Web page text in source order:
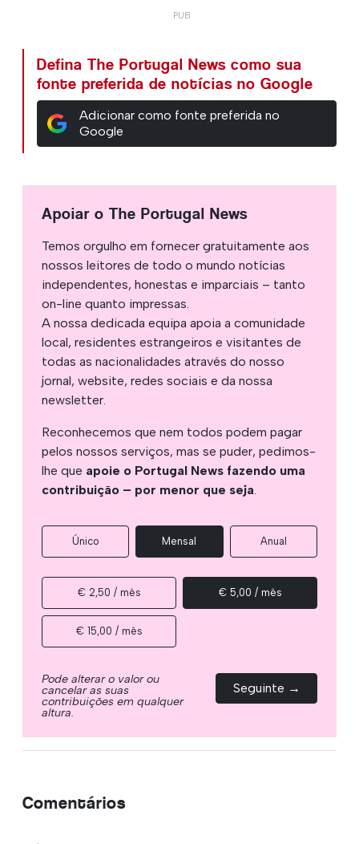
Defina The Portugal News como sua
fonte preferida de notícias no Google
Adicionar como fonte preferida no
Google
Apoiar o The Portugal News
Temos orgulho em fornecer gratuitamente aos
nossos leitores de todo o mundo notícias
independentes, honestas e imparciais – tanto
on-line quanto impressas.
A nossa dedicada equipa apoia a comunidade
local, residentes estrangeiros e visitantes de
todas as nacionalidades através do nosso
jornal, website, redes sociais e da nossa
newsletter.
Reconhecemos que nem todos podem pagar
pelos nossos serviços, mas se puder, pedimos-
lhe que apoie o Portugal News fazendo uma
contribuição – por menor que seja.
Único Mensal Anual
€ 2,50 / mês € 5,00 / mês
€ 15,00 / mês
Pode alterar o valor ou
cancelar as suas
contribuições em qualquer
altura.
Seguinte →
Comentários